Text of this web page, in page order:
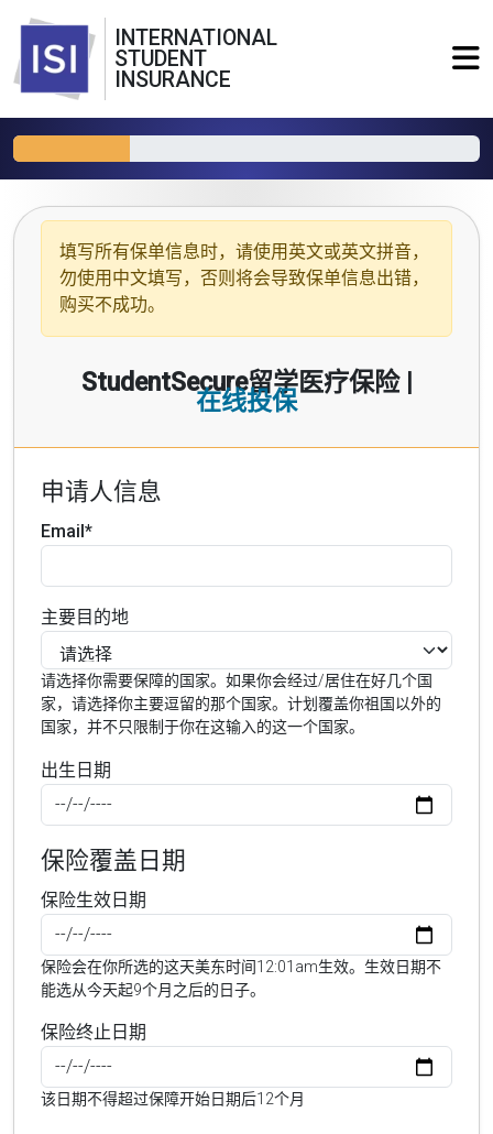
INTERNATIONAL
STUDENT
INSURANCE
填写所有保单信息时，请使用 英文或英文拼音，
勿使用中文填写，否则将会导致保单信息出错，
购买不成功。
StudentSecure留学医疗保险 |
在线投保
申请人信息
Email*
主要目的地
请选择你需要保障的国家。如果你会经过/居住在好几个国
家，请选择你主要逗留的那个国家。计划覆盖你祖国以外的
国家，并不只限制于你在这输入的这一个国家。
出生日期
保险覆盖日期
保险生效日期
保险会在你所选的这天美东时间12:01am生效。生效日期不
能选从今天起9个月之后的日子。
保险终止日期
该日期不得超过保障开始日期后12个月